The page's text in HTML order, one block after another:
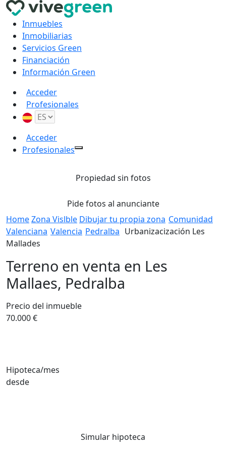
Inmuebles
Inmobiliarias
Servicios Green
Financiación
Información Green
Acceder
Profesionales
Acceder
Profesionales
Propiedad sin fotos
Pide fotos al anunciante
HomeZona Vislble Dibujar tu propia zona Comunidad
Valenciana Valencia Pedralba Urbanizacización Les
Mallades
Terreno en venta en Les
Mallaes, Pedralba
Precio del inmueble
70.000 €
Hipoteca/mes
desde
Simular hipoteca